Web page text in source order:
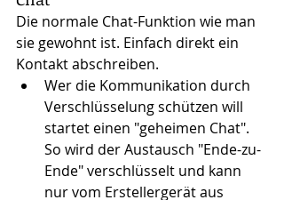
Die normale Chat-Funktion wie man
sie gewohnt ist. Einfach direkt ein
Kontakt abschreiben.
Wer die Kommunikation durch
Verschlüsselung schützen will
startet einen "geheimen Chat".
So wird der Austausch "Ende-zu-
Ende" verschlüsselt und kann
nur vom Erstellergerät aus